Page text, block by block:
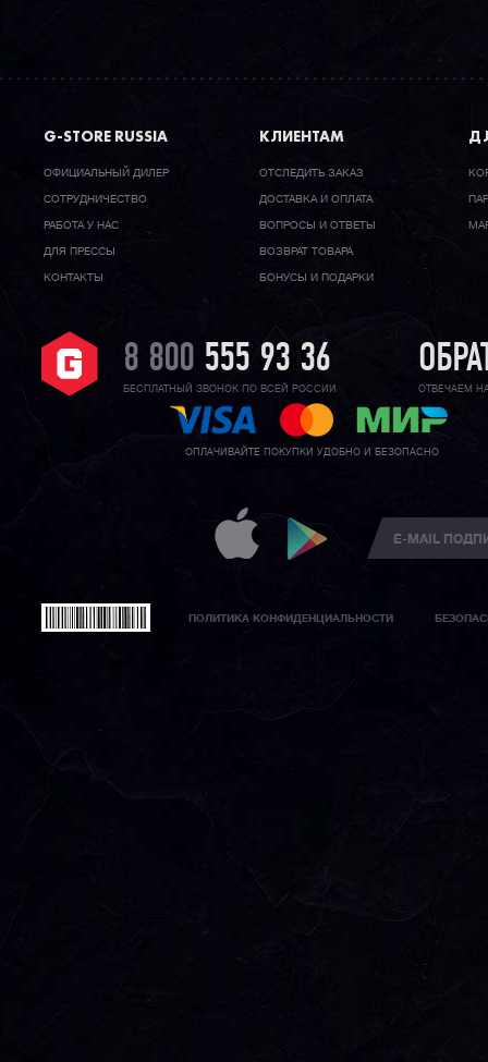
G-STORE RUSSIA
ОФИЦИАЛЬНЫЙ ДИЛЕР
CОТРУДНИЧЕСТВО
РАБОТА У НАС
ДЛЯ ПРЕССЫ
КОНТАКТЫ
КЛИЕНТАМ
ОТСЛЕДИТЬ ЗАКАЗ
ДОСТАВКА И ОПЛАТА
ВОПРОСЫ И ОТВЕТЫ
ВОЗВРАТ ТОВАРА
БОНУСЫ И ПОДАРКИ
8 800 555 93 36
БЕСПЛАТНЫЙ ЗВОНОК ПО ВСЕЙ РОССИИ ОТВЕЧАЕМ
ОПЛАЧИВАЙТЕ ПОКУПКИ УДОБНО И БЕЗОПАСНО
ПОЛИТИКА КОНФИДЕНЦИАЛЬНОСТИ